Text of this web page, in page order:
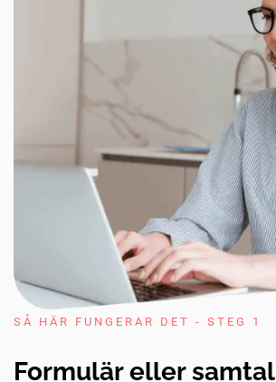
SÅ HÄR FUNGERAR DET - STEG 1
Formulär eller samtal